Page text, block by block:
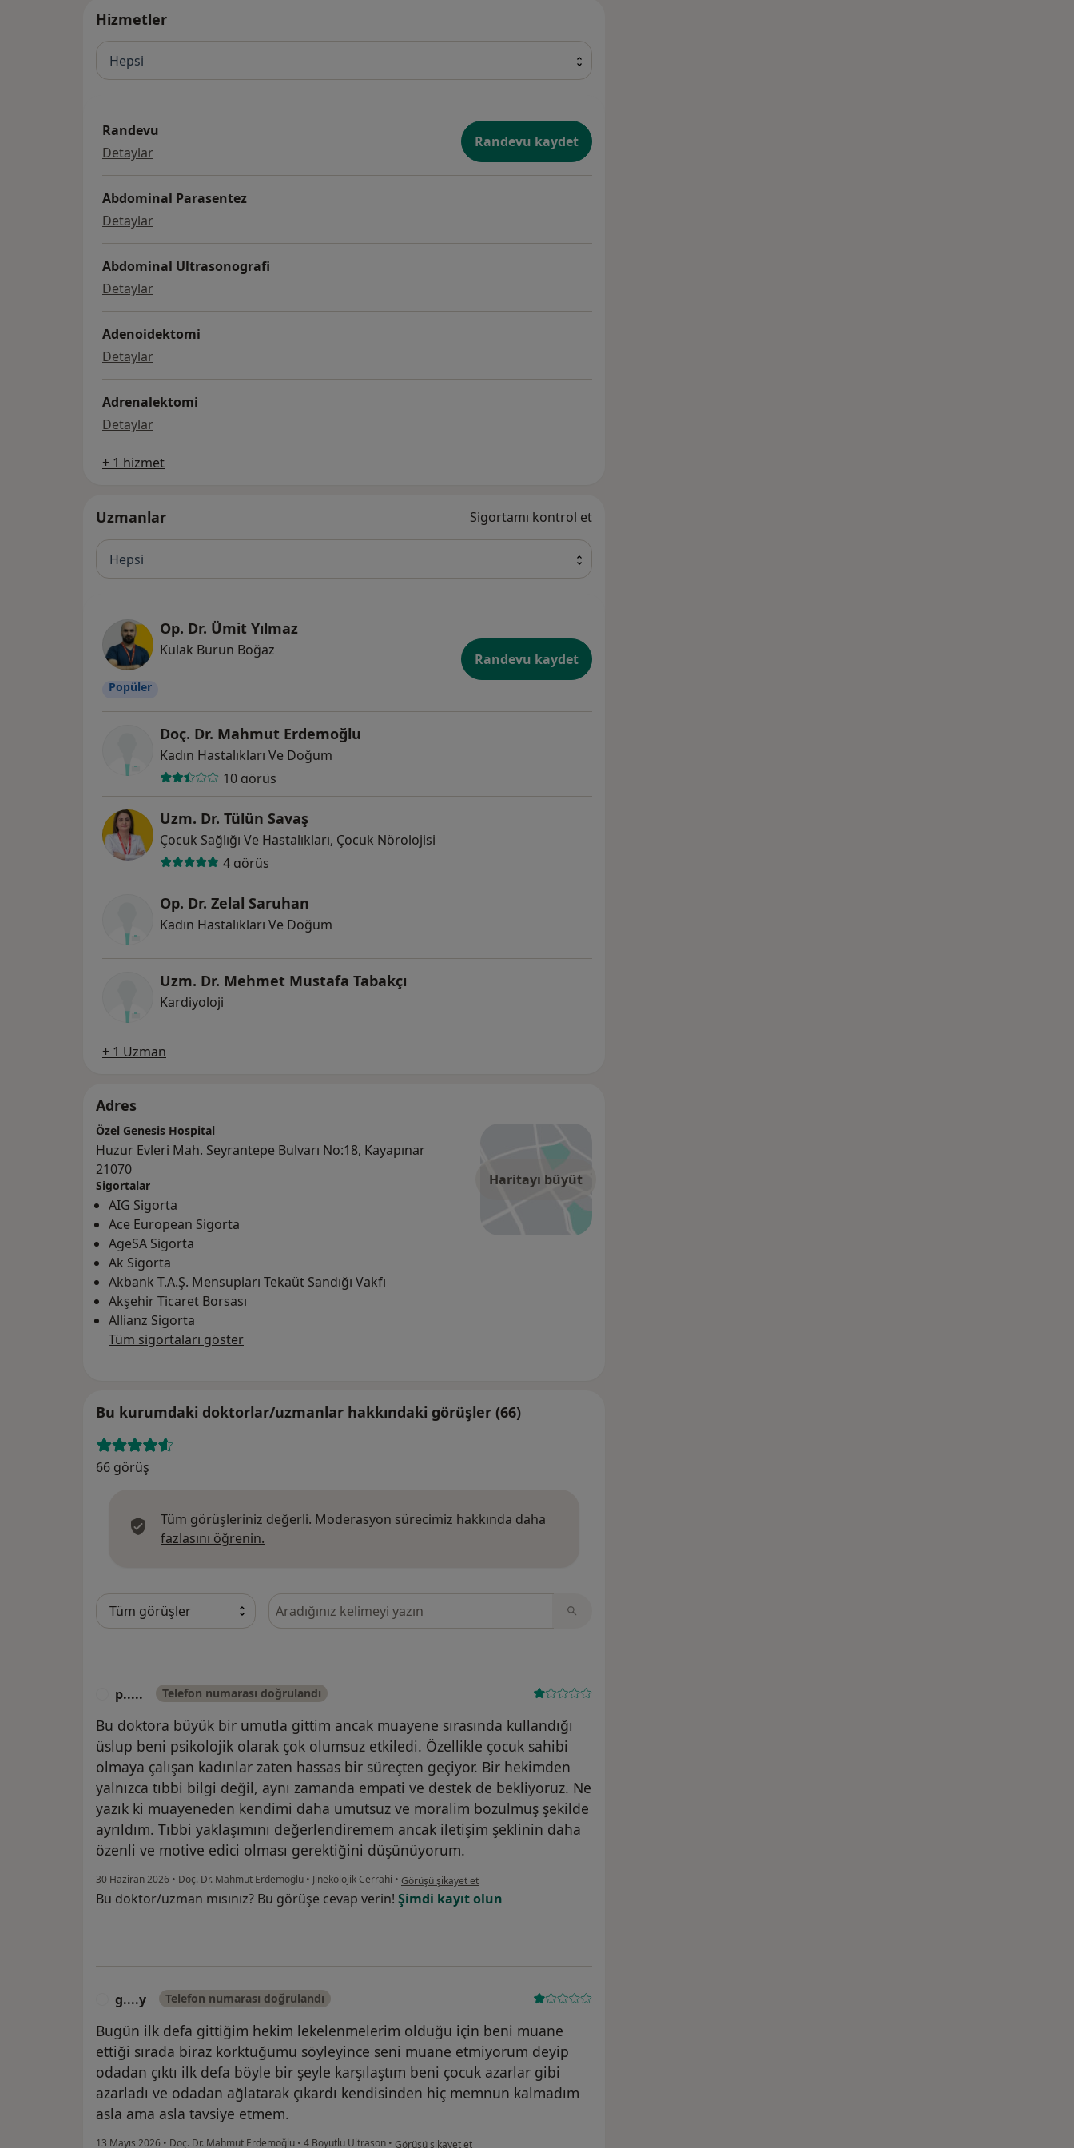
Hizmetler
Hepsi
Randevu
DetaylarRandevu
Randevu kaydet
Abdominal Parasentez
DetaylarAbdominal Parasentez
Abdominal Ultrasonografi
DetaylarAbdominal Ultrasonografi
Adenoidektomi
DetaylarAdenoidektomi
Adrenalektomi
DetaylarAdrenalektomi
+ 1 hizmet
Uzmanlar Sigortamı kontrol et
Hepsi
Op. Dr. Ümit Yılmaz
Kulak Burun Boğaz
Popüler
Randevu kaydet
Doç. Dr. Mahmut Erdemoğlu
Kadın Hastalıkları Ve Doğum
10 görüş
Uzm. Dr. Tülün Savaş
Çocuk Sağlığı Ve Hastalıkları, Çocuk Nörolojisi
4 görüş
Op. Dr. Zelal Saruhan
Kadın Hastalıkları Ve Doğum
Uzm. Dr. Mehmet Mustafa Tabakçı
Kardiyoloji
+ 1 Uzman
Adres
Haritayı büyüt
Özel Genesis Hospital
Huzur Evleri Mah. Seyrantepe Bulvarı No:18, Kayapınar
21070
Sigortalar
AIG Sigorta
Ace European Sigorta
AgeSA Sigorta
Ak Sigorta
Akbank T.A.Ş. Mensupları Tekaüt Sandığı Vakfı
Akşehir Ticaret Borsası
Allianz Sigorta
Tüm sigortaları göster
Bu kurumdaki doktorlar/uzmanlar hakkındaki görüşler (66)
66 görüş
Tüm görüşleriniz değerli. Moderasyon sürecimiz hakkında daha
fazlasını öğrenin.
Görüşler içerisinde ara
p..... Telefon numarası doğrulandı
Bu doktora büyük bir umutla gittim ancak muayene sırasında kullandığı
üslup beni psikolojik olarak çok olumsuz etkiledi. Özellikle çocuk sahibi
olmaya çalışan kadınlar zaten hassas bir süreçten geçiyor. Bir hekimden
yalnızca tıbbi bilgi değil, aynı zamanda empati ve destek de bekliyoruz. Ne
yazık ki muayeneden kendimi daha umutsuz ve moralim bozulmuş şekilde
ayrıldım. Tıbbi yaklaşımını değerlendiremem ancak iletişim şeklinin daha
özenli ve motive edici olması gerektiğini düşünüyorum.
30 Haziran 2026 • Doç. Dr. Mahmut Erdemoğlu • Jinekolojik Cerrahi • kullanıcının görüşüne göre p.....
Görüşü şikayet et
Bu doktor/uzman mısınız? Bu görüşe cevap verin! Şimdi kayıt olun
g....y Telefon numarası doğrulandı
Bugün ilk defa gittiğim hekim lekelenmelerim olduğu için beni muane
ettiği sırada biraz korktuğumu söyleyince seni muane etmiyorum deyip
odadan çıktı ilk defa böyle bir şeyle karşılaştım beni çocuk azarlar gibi
azarladı ve odadan ağlatarak çıkardı kendisinden hiç memnun kalmadım
asla ama asla tavsiye etmem.
13 Mayıs 2026 • Doç. Dr. Mahmut Erdemoğlu • 4 Boyutlu Ultrason • kullanıcının görüşüne göre g....y
Görüşü şikayet et